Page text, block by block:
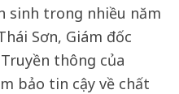
sinh trong nhiều năm
Sơn, Giám đốc
thông của
bảo tin cậy về chất